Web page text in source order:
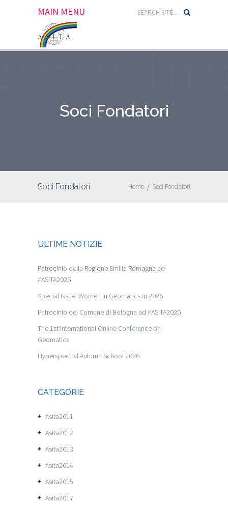
MAIN MENU
Soci Fondatori
Soci Fondatori Home / Soci Fondatori
ULTIME NOTIZIE
Patrocinio della Regione Emilia Romagna ad
#ASITA2026
Special Issue: Women in Geomatics in 2026
Patrocinio del Comune di Bologna ad #ASITA2026
The 1st International Online Conference on
Geomatics
Hyperspectral Autumn School 2026
CATEGORIE
Asita2011
Asita2012
Asita2013
Asita2014
Asita2015
Asita2017